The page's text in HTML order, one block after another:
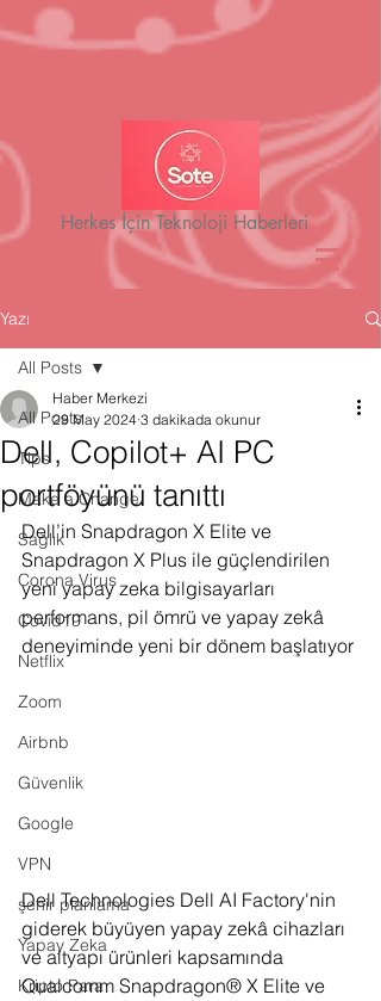
Herkes İçin Teknoloji Haberleri
Yazı
All Posts
Tips
Make a Change
Sağlık
Corona Virus
Covid19
Netflix
Zoom
Airbnb
Güvenlik
Google
VPN
şehir planlama
Yapay Zeka
Kripto Para
All Posts
Dell, Copilot+ AI PC
portföyünü tanıttı
Haber Merkezi
29 May 2024 3 dakikada okunur
Dell’in Snapdragon X Elite ve
Snapdragon X Plus ile güçlendirilen
yeni yapay zeka bilgisayarları
performans, pil ömrü ve yapay zekâ
deneyiminde yeni bir dönem başlatıyor
Dell Technologies Dell AI Factory'nin
giderek büyüyen yapay zekâ cihazları
ve altyapı ürünleri kapsamında
Qualcomm Snapdragon® X Elite ve